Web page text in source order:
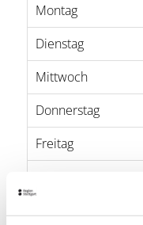
Montag
Dienstag
Mittwoch
Donnerstag
Freitag